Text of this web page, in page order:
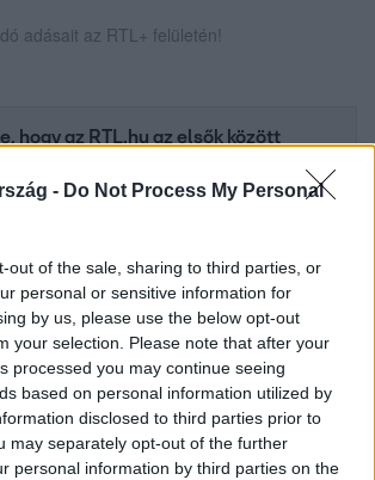
- Do Not Process My Personal
out of the sale, sharing to third parties, or
personal or sensitive information for
by us, please use the below opt-out
your selection. Please note that after your
processed you may continue seeing
based on personal information utilized by
disclosed to third parties prior to
may separately opt-out of the further
personal information by third parties on the
adásait az RTL+ felületén!
hogy az RTL.hu az elsők között
és értesülj a friss hírekről a